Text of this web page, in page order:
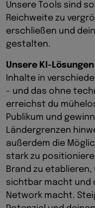
Unsere Tools sind
Reichweite zu
erschließen und
gestalten.
Unsere KI-Lösungen
Inhalte in
– und das ohne
erreichst du
Publikum und
Ländergrenzen
außerdem die
stark zu
Brand zu
sichtbar macht und
Network macht.